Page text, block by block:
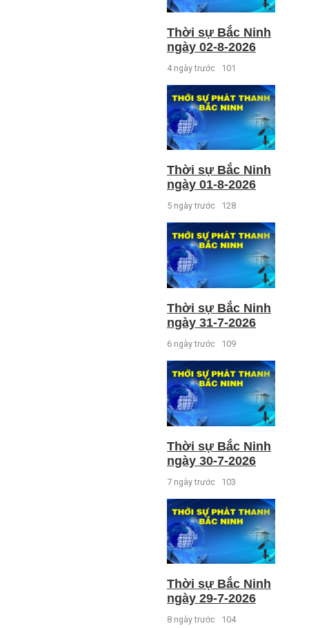
Thời sự Bắc Ninh
ngày 02-8-2026
4 ngày trước 101
Thời sự Bắc Ninh
ngày 01-8-2026
5 ngày trước 128
Thời sự Bắc Ninh
ngày 31-7-2026
6 ngày trước 109
Thời sự Bắc Ninh
ngày 30-7-2026
7 ngày trước 103
Thời sự Bắc Ninh
ngày 29-7-2026
8 ngày trước 104